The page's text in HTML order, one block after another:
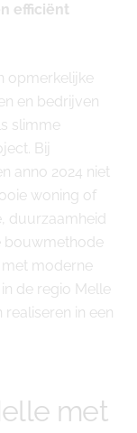
efficiënt
opmerkelijke
en bedrijven
slimme
Bij
anno 2024 niet
woning of
duurzaamheid
bouwmethode
moderne
de regio Melle
in een
met